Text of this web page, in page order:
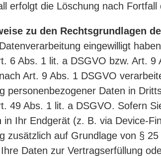
erfolgt die Löschung nach Fortfall
zu den Rechtsgrundlagen
eingewilligt
6 Abs. 1 lit. a DSGVO bzw. Art.
Art. 9 Abs. 1 DSGVO
personenbezogener Daten in
49 Abs. 1 lit. a DSGVO. Sofern
in Ihr Endgerät (z. B. via Device-
zusätzlich auf Grundlage von §
Daten zur Vertragserfüllung